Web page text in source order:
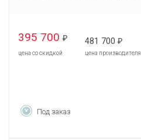
395 700 ₽
цена со скидкой
481 700 ₽
цена производителя
Под заказ